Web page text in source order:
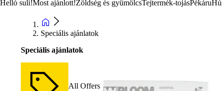
Helló suli!Most ajánlott!Zöldség és gyümölcsTejtermék-tojásPékáru
Speciális ajánlatok
Speciális ajánlatok
All Offers